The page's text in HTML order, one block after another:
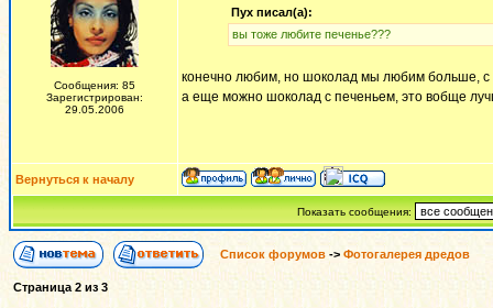
Сообщения: 85
Зарегистрирован:
29.05.2006
Пух писал(а):
вы тоже любите печенье???
конечно любим, но шоколад мы любим больше,
а еще можно шоколад с печеньем, это вобще
Вернуться к началу
Показать сообщения:
Список форумов -> Фотогалерея дредов
Страница 2из 3